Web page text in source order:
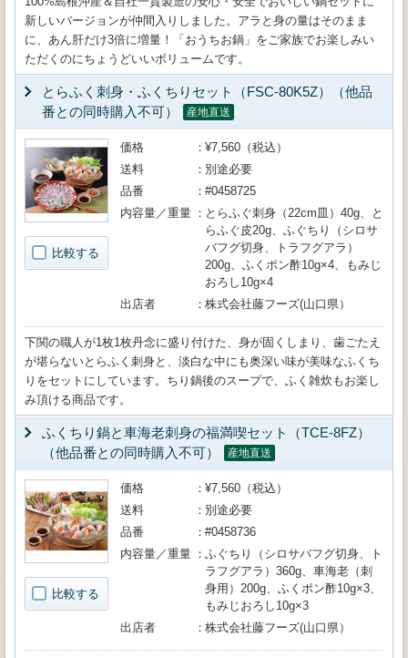
新しいバージョンが仲間入りしました。アラと身の量はそのまま
に、あん肝だけ3倍に増量！「おうちお鍋」をご家族でお楽しみい
ただくのにちょうどいいボリュームです。
とらふく刺身・ふくちりセット（FSC-80K5Z）（他品
番との同時購入不可）
産地直送
比較する
価格
¥7,560（税込）
送料
別途必要
品番
#0458725
内容量／重量
とらふぐ刺身（22cm皿）40g、と
らふぐ皮20g、ふぐちり（シロサ
バフグ切身、トラフグアラ）
200g、ふくポン酢10g×4、もみじ
おろし10g×4
出店者
株式会社藤フーズ(山口県）
下関の職人が1枚1枚丹念に盛り付けた、身が固くしまり、歯ごたえ
が堪らないとらふく刺身と、淡白な中にも奥深い味が美味なふくち
りをセットにしています。ちり鍋後のスープで、ふく雑炊もお楽し
み頂ける商品です。
ふくちり鍋と車海老刺身の福満喫セット（TCE-8FZ）
（他品番との同時購入不可）
産地直送
比較する
価格
¥7,560（税込）
送料
別途必要
品番
#0458736
内容量／重量
ふぐちり（シロサバフグ切身、ト
ラフグアラ）360g、車海老（刺
身用）200g、ふくポン酢10g×3、
もみじおろし10g×3
出店者
株式会社藤フーズ(山口県）